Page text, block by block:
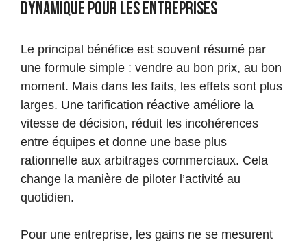
dynamique pour les entreprises
Le principal bénéfice est souvent résumé par
une formule simple : vendre au bon prix, au bon
moment. Mais dans les faits, les effets sont plus
larges. Une tarification réactive améliore la
vitesse de décision, réduit les incohérences
entre équipes et donne une base plus
rationnelle aux arbitrages commerciaux. Cela
change la manière de piloter l’activité au
quotidien.
Pour une entreprise, les gains ne se mesurent